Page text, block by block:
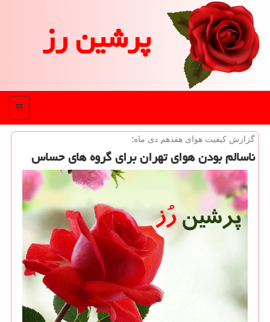
پرشین رز
منو
گزارش كیفیت هوای هفدهم دی ماه؛
ناسالم بودن هوای تهران برای گروه های حساس